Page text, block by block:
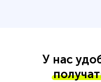
У нас